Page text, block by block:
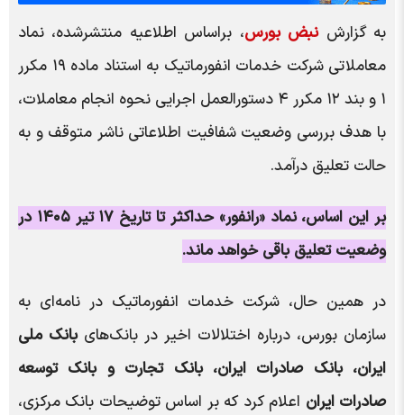
به گزارشنبض بورس، براساس اطلاعیه منتشرشده، نماد
معاملاتی شرکت خدمات انفورماتیک به استناد ماده ۱۹ مکرر
۱ و بند ۱۲ مکرر ۴ دستورالعمل اجرایی نحوه انجام معاملات،
با هدف بررسی وضعیت شفافیت اطلاعاتی ناشر متوقف و به
حالت تعلیق درآمد.
بر این اساس، نماد «رانفور» حداکثر تا تاریخ ۱۷ تیر ۱۴۰۵ در
وضعیت تعلیق باقی خواهد ماند.
در همین حال، شرکت خدمات انفورماتیک در نامه‌ای به
سازمان بورس، درباره اختلالات اخیر در بانک‌هایبانک ملی
ایران، بانک صادرات ایران، بانک تجارت و بانک توسعه
صادرات ایران اعلام کرد که بر اساس توضیحات بانک مرکزی،